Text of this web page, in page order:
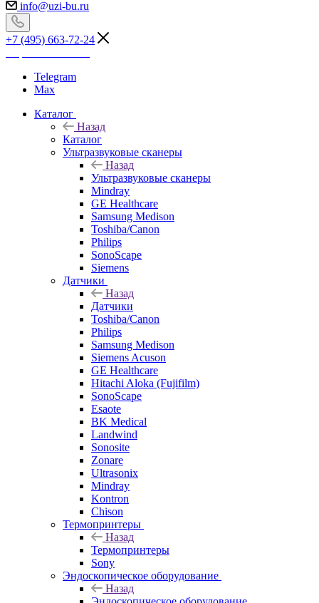
info@uzi-bu.ru
+7 (495) 663-72-24
Telegram
Max
Каталог
Назад
Каталог
Ультразвуковые сканеры
Назад
Ультразвуковые сканеры
Mindray
GE Healthcare
Samsung Medison
Toshiba/Canon
Philips
SonoScape
Siemens
Датчики
Назад
Датчики
Toshiba/Canon
Philips
Samsung Medison
Siemens Acuson
GE Healthcare
Hitachi Aloka (Fujifilm)
SonoScape
Esaote
BK Medical
Landwind
Sonosite
Zonare
Ultrasonix
Mindray
Kontron
Chison
Термопринтеры
Назад
Термопринтеры
Sony
Эндоскопическое оборудование
Назад